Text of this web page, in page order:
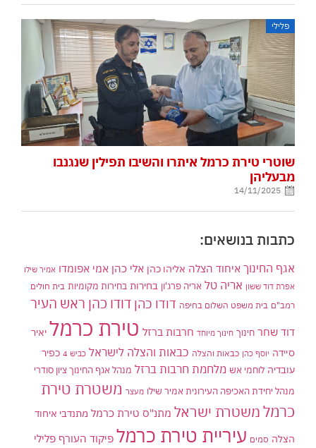
פלילי
שוטרי טירת כרמל איתרו והשיבו תפילין שנגנבו
מבעליהן
14/11/2025
כתבות בנושאים:
אגף החינוך איחוד הצלה אליהו כהן אלי כהן אמי אפומדו אמיר שילו
אפרת דוד ששון אריה טל אריה פרג'ון בחירות בחירות מקומיות בית חולים
רמב"ם בית משפט השלום בחיפה דודו כהן דודו כהן ראש העיר
דוד שחר חינוך חינוך מיוחד חרבות ברזל טירת כרמל יאיר
סיידה יוסף כהן כבאות והצלה כבאות והצלה לישראל כביש 4
כפיר
עובדיה לוחמי אש מלחמת חרבות ברזל מנהל אגף החינוך ציון סודרי
מנהל יחידת האכיפה העירונית אמיר שילו מעצר משטרת טירת
כרמלמשטרת ישראל מתנ"ס טירת כרמל מתנדבי איחוד
הצלה סמים עיריית טירת כרמל פיקוד העורף פלילי